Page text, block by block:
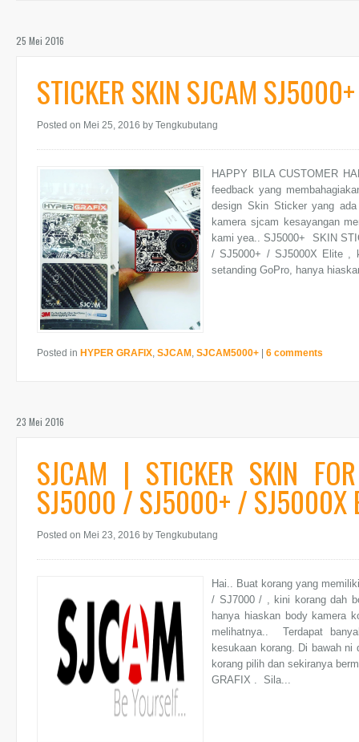
25 Mei 2016
STICKER SKIN SJCAM
Posted on Mei 25, 2016 by Tengkubutang
HAPPY BILA CUSTOMER
feedback yang
design Skin Sticker yang
kamera sjcam kesayangan
kami yea.. SJ5000+ SKIN
/ SJ5000+ / SJ5000X Elite ,
setanding GoPro, hanya
Posted in HYPER GRAFIX SJCAM SJCAM5000+ | 6 comments
23 Mei 2016
SJCAM | STICKER SKIN
SJ5000 / SJ5000+ / SJ5000X
Posted on Mei 23, 2016 by Tengkubutang
Hai.. Buat korang yang
/ SJ7000 / , kini korang dah
hanya hiaskan body kamera
melihatnya.. Terdapat
kesukaan korang. Di bawah ni
korang pilih dan sekiranya
GRAFIX . Sila...